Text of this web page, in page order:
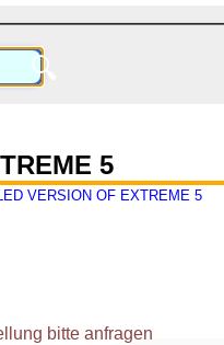
🔍
5
VERSION OF EXTREME 5
bitte anfragen